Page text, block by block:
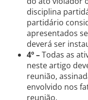
disciplina
partidário
apresentados
deverá ser
4º –Todas as
neste artigo
reunião,
envolvido nos
reunião.